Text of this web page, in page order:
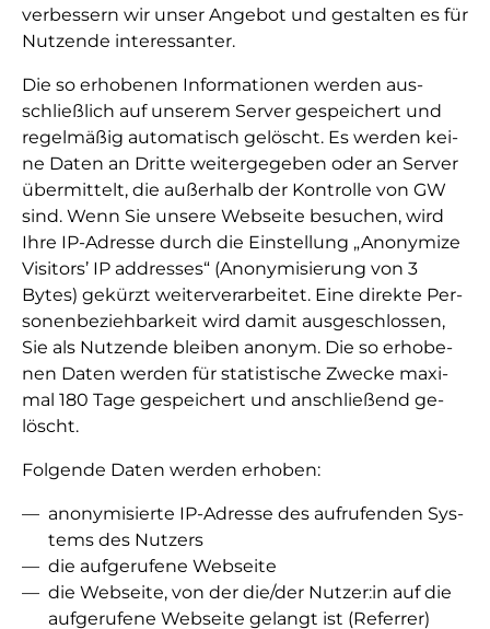
ver­bes­sern wir un­ser An­ge­bot und ge­stal­ten es für
Nutzende in­te­res­san­ter.
Die so er­ho­be­nen In­for­ma­ti­o­nen wer­den aus­
schließ­lich auf un­se­rem Ser­ver ge­spei­chert und
re­gel­mä­ßig au­to­ma­tisch ge­löscht. Es wer­den kei­
ne Da­ten an Drit­te wei­ter­ge­ge­ben oder an Ser­ver
über­mit­telt, die au­ßer­halb der Kon­trol­le von GW
sind. Wenn Sie un­se­re Web­sei­te be­su­chen, wird
Ihre IP-Adres­se durch die Ein­stel­lung „Anonymize
Visitors’ IP addresses“ (Ano­ny­mi­sie­rung von 3
Bytes) ge­kürzt wei­ter­ver­ar­bei­tet. Ei­ne di­rek­te Per­
so­nen­be­zieh­bar­keit wird da­mit aus­ge­schlos­sen,
Sie als Nutzende blei­ben ano­nym. Die so er­ho­be­
nen Da­ten wer­den für sta­tis­ti­sche Zwe­cke ma­xi­
mal 180 Ta­ge ge­spei­chert und an­schlie­ßend ge­
löscht.
Fol­gen­de Da­ten wer­den er­ho­ben:
ano­ny­mi­sier­te IP-Adres­se des auf­ru­fen­den Sys­
tems des Nut­zers
die auf­ge­ru­fe­ne Web­sei­te
die Web­sei­te, von der die/­der Nut­zer:in auf die
auf­ge­ru­fe­ne Web­sei­te ge­langt ist (Referrer)